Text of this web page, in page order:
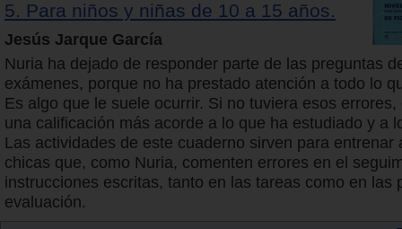
5. Para niños y niñas de 10 a 15 años.
Jesús Jarque García
Nuria ha dejado de responder parte de las preguntas
exámenes, porque no ha prestado atención a todo lo
Es algo que le suele ocurrir. Si no tuviera esos
una calificación más acorde a lo que ha estudiado y a
Las actividades de este cuaderno sirven para entrenar
chicas que, como Nuria, comenten errores en el
instrucciones escritas, tanto en las tareas como en las
evaluación.